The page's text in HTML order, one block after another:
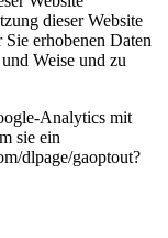
dieser Website
erhobenen Daten
Weise und zu
Analytics mit
sie ein
dlpage/gaoptout?